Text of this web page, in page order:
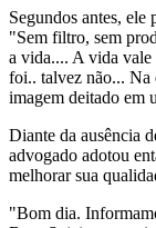
Segundos antes,
"Sem filtro, sem
a vida.... A vida
foi.. talvez não... Na
imagem deitado em
Diante da ausência
advogado adotou
melhorar sua
"Bom dia.